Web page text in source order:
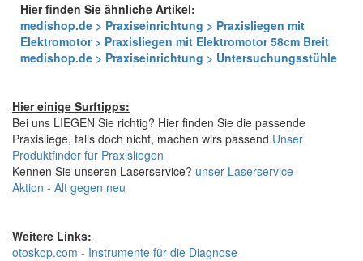
Hier finden Sie ähnliche Artikel:
medishop.de > Praxiseinrichtung > Praxisliegen mit
Elektromotor > Praxisliegen mit Elektromotor 58cm Breit
medishop.de > Praxiseinrichtung > Untersuchungsstühle
Hier einige Surftipps:
Bei uns LIEGEN Sie richtig? Hier finden Sie die passende
Praxisliege, falls doch nicht, machen wirs passend.Unser
Produktfinder für Praxisliegen
Kennen Sie unseren Laserservice? unser Laserservice
Aktion - Alt gegen neu
Weitere Links:
otoskop.com - Instrumente für die Diagnose